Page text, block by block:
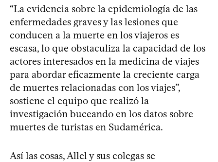
“La evidencia sobre la epidemiología de las
enfermedades graves y las lesiones que
conducen a la muerte en los viajeros es
escasa, lo que obstaculiza la capacidad de los
actores interesados en la medicina de viajes
para abordar eficazmente la creciente carga
de muertes relacionadas con los viajes”,
sostiene el equipo que realizó la
investigación buceando en los datos sobre
muertes de turistas en Sudamérica.
Así las cosas, Allel y sus colegas se